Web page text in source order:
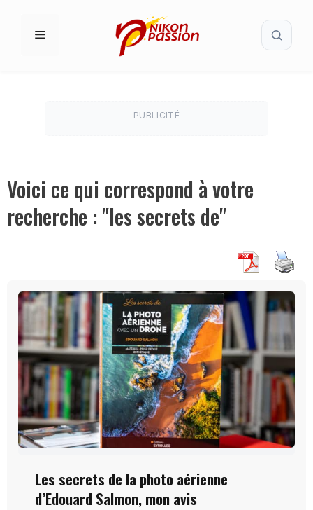
MENU
PUBLICITÉ
Voici ce qui correspond à votre
recherche : "les secrets de"
Les secrets de la photo aérienne
d’Edouard Salmon, mon avis